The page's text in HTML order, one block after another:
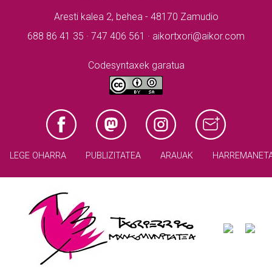
Aresti kalea 2, behea - 48170 Zamudio
688 86 41 35 · 747 406 561 · aikortxori@aikor.com
Codesyntaxek garatua
LEGE OHARRA PUBLIZITATEA ARAUAK